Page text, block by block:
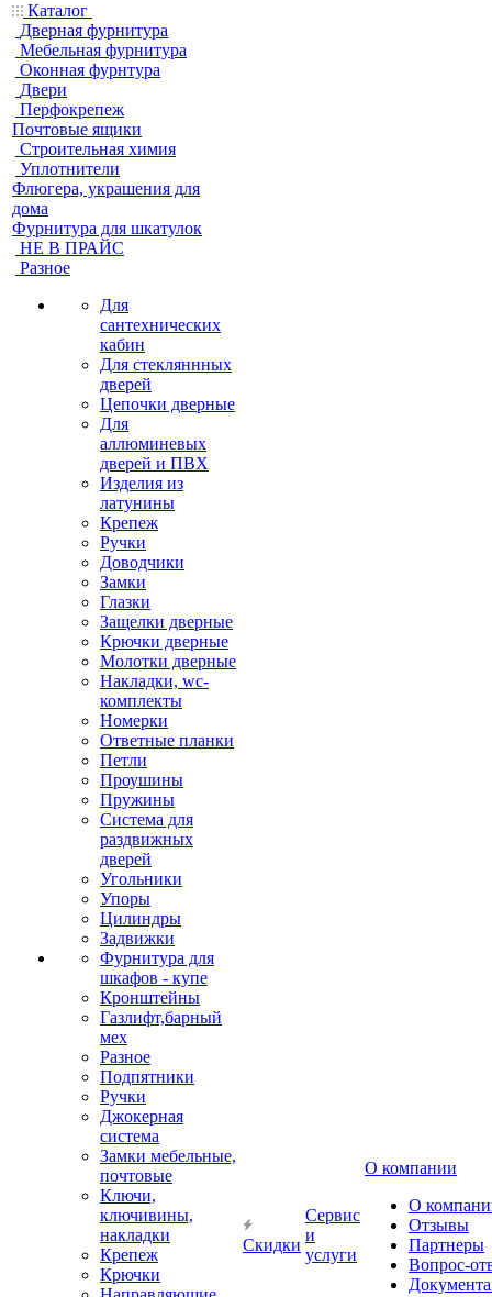
Каталог
Дверная фурнитура
Мебельная фурнитура
Оконная фурнтура
Двери
Перфокрепеж
Почтовые ящики
Строительная химия
Уплотнители
Флюгера, украшения для
дома
Фурнитура для шкатулок
НЕ В ПРАЙС
Разное
Для
сантехнических
кабин
Для стекляннных
дверей
Цепочки дверные
Для
аллюминевых
дверей и ПВХ
Изделия из
латунины
Крепеж
Ручки
Доводчики
Замки
Глазки
Защелки дверные
Крючки дверные
Молотки дверные
Накладки, wc-
комплекты
Номерки
Ответные планки
Петли
Проушины
Пружины
Система для
раздвижных
дверей
Угольники
Упоры
Цилиндры
Задвижки
Фурнитура для
шкафов - купе
Кронштейны
Газлифт,барный
мех
Разное
Подпятники
Ручки
Джокерная
система
Замки мебельные,
почтовые
Ключи,
ключивины,
накладки
Крепеж
Крючки
Скидки
Сервис
и
услуги
О компании
О
Отзывы
Партнеры
Вопрос-